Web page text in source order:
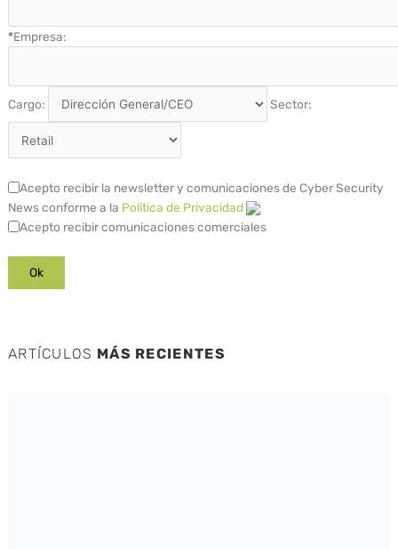
*Empresa:
Cargo: Sector:
Acepto recibir la newsletter y comunicaciones de Cyber Security
News conforme a la Política de Privacidad
Acepto recibir comunicaciones comerciales
ARTÍCULOS MÁS RECIENTES